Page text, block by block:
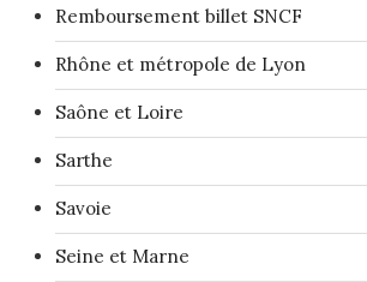
Remboursement billet SNCF
Rhône et métropole de Lyon
Saône et Loire
Sarthe
Savoie
Seine et Marne